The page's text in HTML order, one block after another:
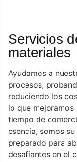
Servicios
materiales
Ayudamos a
procesos,
reduciendo los
lo que
tiempo de
esencia, somos
preparado para
desafiantes en el